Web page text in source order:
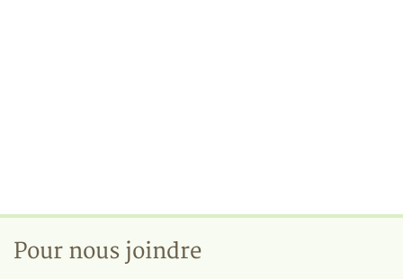
Pour nous joindre